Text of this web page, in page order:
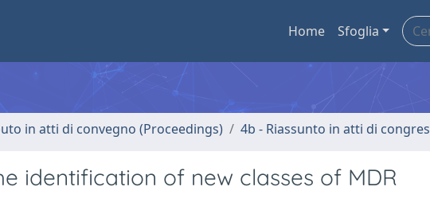
Home Sfoglia
in atti di convegno (Proceedings) 4b - Riassunto in atti di
identification of new classes of MDR